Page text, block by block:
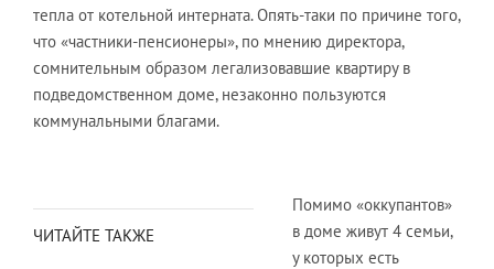
тепла от котельной интерната. Опять-таки по причине того,
что «частники-пенсионеры», по мнению директора,
сомнительным образом легализовавшие квартиру в
подведомственном доме, незаконно пользуются
коммунальными благами.
ЧИТАЙТЕ ТАКЖЕ
Помимо «оккупантов»
в доме живут 4 семьи,
у которых есть